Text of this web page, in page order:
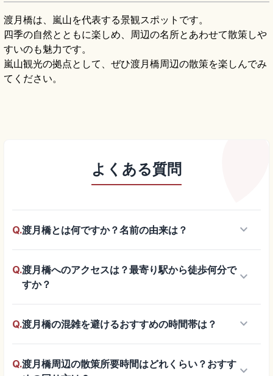
渡月橋は、嵐山を代表する景観スポットです。
四季の自然とともに楽しめ、周辺の名所とあわせて散策しや
すいのも魅力です。
嵐山観光の拠点として、ぜひ渡月橋周辺の散策を楽しんでみ
てください。
よくある質問
Q.渡月橋とは何ですか？名前の由来は？ keyboard_arrow_down
Q.渡月橋へのアクセスは？最寄り駅から徒歩何分で
すか？
keyboard_arrow_down
Q.渡月橋の混雑を避けるおすすめの時間帯は？ keyboard_arrow_down
Q.渡月橋周辺の散策所要時間はどれくらい？おすす keyboard_arrow_down